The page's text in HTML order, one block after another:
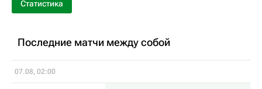
Статистика
Последние матчи между собой
07.08, 02:00